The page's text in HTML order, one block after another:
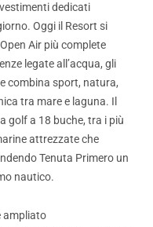
dedicati
Oggi il Resort si
Air più complete
legate all’acqua, gli
combina sport, natura,
tra mare e laguna. Il
golf a 18 buche, tra i più
attrezzate che
Tenuta Primero un
nautico.
ampliato